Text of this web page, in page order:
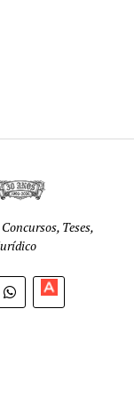
Teses,